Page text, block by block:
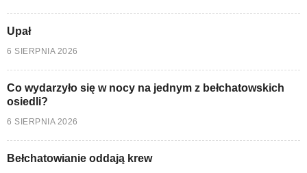
Upał
6 SIERPNIA 2026
Co wydarzyło się w nocy na jednym z bełchatowskich
osiedli?
6 SIERPNIA 2026
Bełchatowianie oddają krew